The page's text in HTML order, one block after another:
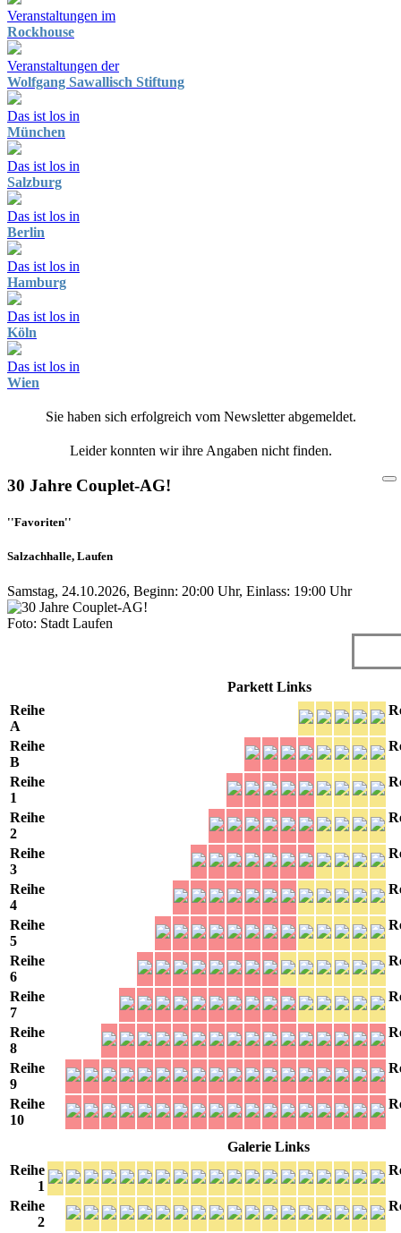
Veranstaltungen im
Rockhouse
Veranstaltungen der
Wolfgang Sawallisch Stiftung
Das ist los in
München
Das ist los in
Salzburg
Das ist los in
Berlin
Das ist los in
Hamburg
Das ist los in
Köln
Das ist los in
Wien
Sie haben sich erfolgreich vom Newsletter abgemeldet.
Leider konnten wir ihre Angaben nicht finden.
30 Jahre Couplet-AG!
''Favoriten''
Salzachhalle, Laufen
Samstag, 24.10.2026, Beginn: 20:00 Uhr, Einlass: 19:00 Uhr
Foto: Stadt Laufen
Parkett Links
Reihe
A
Reihe
B
Reihe
1
Reihe
2
Reihe
3
Reihe
4
Reihe
5
Reihe
6
Reihe
7
Reihe
8
Reihe
9
Reihe
10
Galerie Links
Reihe
1
Reihe
2